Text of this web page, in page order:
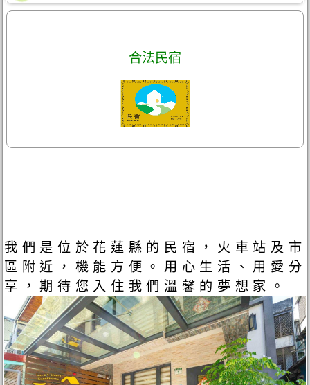
合法民宿
我們是位於花蓮縣的民宿，火車站及市
區附近，機能方便。用心生活、用愛分
享，期待您入住我們溫馨的夢想家。